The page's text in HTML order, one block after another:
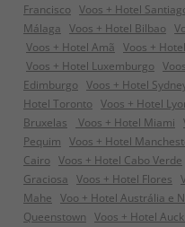
Francisco Voos + Hotel
Málaga Voos + Hotel Bilbao
Voos + Hotel Amã Voos +
Voos + Hotel Luxemburgo
Edimburgo Voos + Hotel
Hotel Toronto Voos + Hotel
Bruxelas
Voos + Hotel Miami
Pequim Voos + Hotel
Cairo Voos + Hotel Cabo Verde
Graciosa Voos + Hotel Flores
Mahe Voo + Hotel Austrália e
Queenstown Voos + Hotel